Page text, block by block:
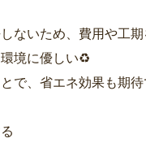
ないため、費用や工
境に優しい♻️
で、省エネ効果も期待